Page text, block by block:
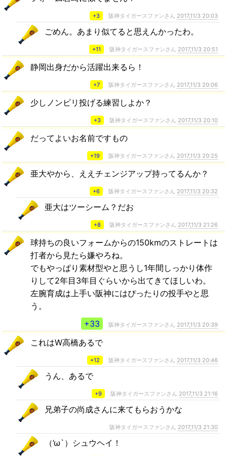
+3 阪神タイガースファンさん 2017,11/3 20:03
ごめん。あまり似てると思えんかったわ。
+11 阪神タイガースファンさん 2017,11/3 20:51
静岡出身だから活躍出来るら！
+7 阪神タイガースファンさん 2017,11/3 20:06
少しノンビリ投げる練習しよか？
+3 阪神タイガースファンさん 2017,11/3 20:10
だってよいお名前ですもの
+19 阪神タイガースファンさん 2017,11/3 20:25
亜大やから、ええチェンジアップ持ってるんか？
+6 阪神タイガースファンさん 2017,11/3 20:32
亜大はツーシーム？だお
+8 阪神タイガースファンさん 2017,11/3 21:26
球持ちの良いフォームからの150kmのストレートは
打者から見たら嫌やろね。
でもやっぱり素材型やと思うし1年間しっかり体作
りして2年目3年目ぐらいから出てきてほしいわ。
左腕育成は上手い阪神にはぴったりの投手やと思
う。
+33
阪神タイガースファンさん 2017,11/3 20:39
これはW高橋あるで
+12 阪神タイガースファンさん 2017,11/3 20:46
うん、あるで
+9 阪神タイガースファンさん 2017,11/3 21:16
兄弟子の尚成さんに来てもらおうかな
阪神タイガースファンさん 2017,11/3 21:30
（’ω`）シュウヘイ！